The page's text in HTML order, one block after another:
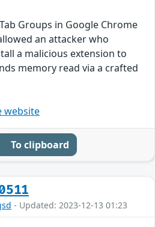
Groups in Google Chrome
an attacker who
a malicious extension to
memory read via a crafted
website
To clipboard
- Updated: 2023-12-13 01:23